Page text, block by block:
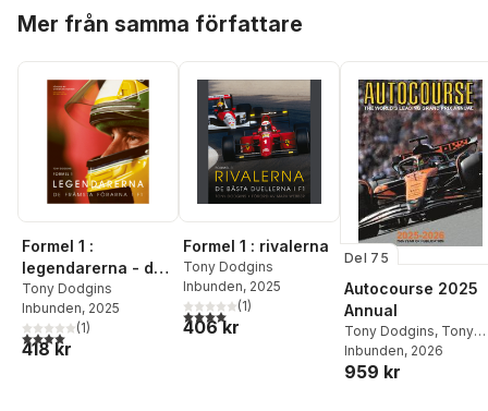
Mer från samma författare
Formel 1 :
legendarerna - de
främsta förarna i F1
Tony Dodgins
Inbunden, 2025
4,0utav 5 stjärnor. Totalt antal röster:
(1)
418 kr
Formel 1 : rivalerna
Tony Dodgins
Inbunden, 2025
4,0utav 5 stjärnor. Totalt antal röster:
(1)
406 kr
Del 75
Autocourse 2025
Annual
Tony Dodgins, Tony
Dodgins
Inbunden, 2026
959 kr